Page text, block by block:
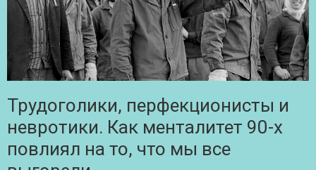
Трудоголики, перфекционисты и
невротики. Как менталитет 90-х
повлиял на то, что мы все